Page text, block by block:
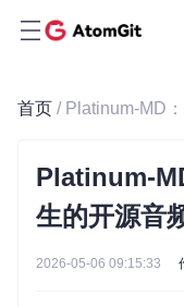
首页
Platinum-
生的开源音
2026-05-06 09:15:33